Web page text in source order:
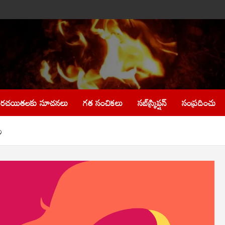
రచయితలకు సూచనలు గత సంచికలు సబ్‌స్క్రిప్షన్ సంప్రదించు